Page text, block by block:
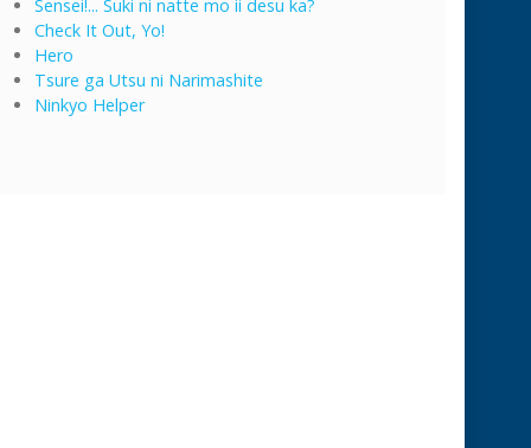
Sensei!... Suki ni natte mo ii desu ka?
Check It Out, Yo!
Hero
Tsure ga Utsu ni Narimashite
Ninkyo Helper